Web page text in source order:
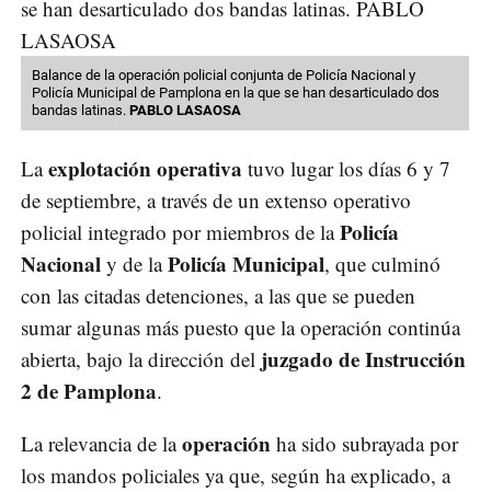
Balance de la operación policial conjunta de Policía Nacional y
Policía Municipal de Pamplona en la que se han desarticulado dos
bandas latinas. PABLO LASAOSA
Laexplotación operativa tuvo lugar los días 6 y 7
de septiembre, a través de un extenso operativo
policial integrado por miembros de laPolicía
Nacional y de laPolicía Municipal, que culminó
con las citadas detenciones, a las que se pueden
sumar algunas más puesto que la operación continúa
abierta, bajo la dirección del juzgado de Instrucción
2 de Pamplona.
La relevancia de laoperación ha sido subrayada por
los mandos policiales ya que, según ha explicado, a